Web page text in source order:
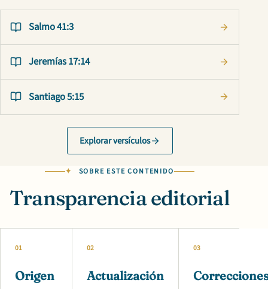
Salmo 41:3
Jeremías 17:14
Santiago 5:15
Explorar versículos
SOBRE ESTE CONTENIDO
Transparencia editorial
01
Origen
02
Actualización
03